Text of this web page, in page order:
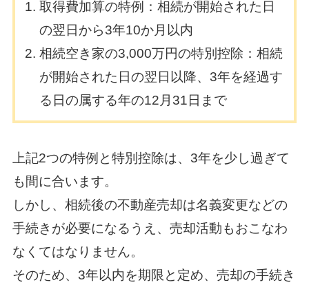
取得費加算の特例：相続が開始された日
の翌日から3年10か月以内
相続空き家の3,000万円の特別控除：相続
が開始された日の翌日以降、3年を経過す
る日の属する年の12月31日まで
上記2つの特例と特別控除は、3年を少し過ぎて
も間に合います。
しかし、相続後の不動産売却は名義変更などの
手続きが必要になるうえ、売却活動もおこなわ
なくてはなりません。
そのため、3年以内を期限と定め、売却の手続き